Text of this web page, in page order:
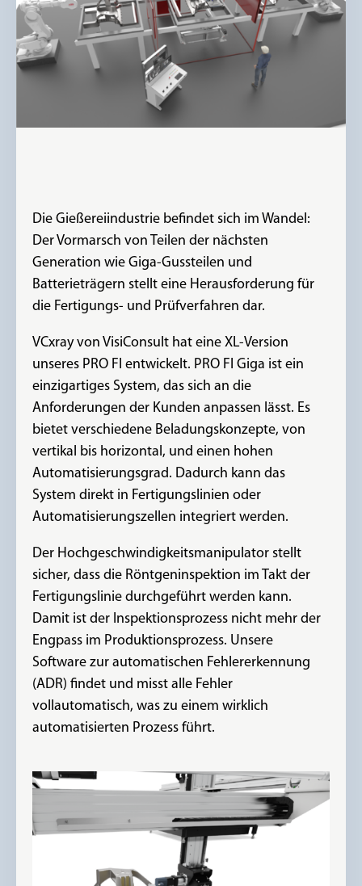
Die Gießereiindustrie befindet sich im Wandel:
Der Vormarsch von Teilen der nächsten
Generation wie Giga-Gussteilen und
Batterieträgern stellt eine Herausforderung für
die Fertigungs- und Prüfverfahren dar.
VCxray von VisiConsult hat eine XL-Version
unseres PRO FI entwickelt. PRO FI Giga ist ein
einzigartiges System, das sich an die
Anforderungen der Kunden anpassen lässt. Es
bietet verschiedene Beladungskonzepte, von
vertikal bis horizontal, und einen hohen
Automatisierungsgrad. Dadurch kann das
System direkt in Fertigungslinien oder
Automatisierungszellen integriert werden.
Der Hochgeschwindigkeitsmanipulator stellt
sicher, dass die Röntgeninspektion im Takt der
Fertigungslinie durchgeführt werden kann.
Damit ist der Inspektionsprozess nicht mehr der
Engpass im Produktionsprozess. Unsere
Software zur automatischen Fehlererkennung
(ADR) findet und misst alle Fehler
vollautomatisch, was zu einem wirklich
automatisierten Prozess führt.